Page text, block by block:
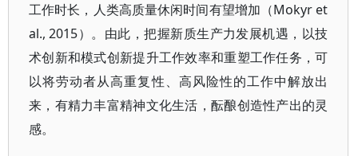
工作时长，人类高质量休闲时间有望增加（Mokyr et
al., 2015）。由此，把握新质生产力发展机遇，以技
术创新和模式创新提升工作效率和重塑工作任务，可
以将劳动者从高重复性、高风险性的工作中解放出
来，有精力丰富精神文化生活，酝酿创造性产出的灵
感。